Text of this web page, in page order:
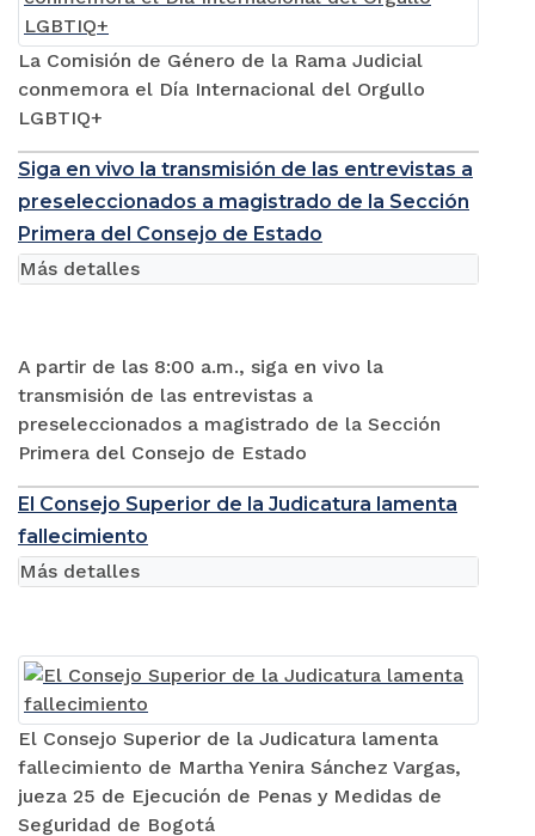
La Comisión de Género de la Rama Judicial
conmemora el Día Internacional del Orgullo
LGBTIQ+
Siga en vivo la transmisión de las entrevistas a
preseleccionados a magistrado de la Sección
Primera del Consejo de Estado
A partir de las 8:00 a.m., siga en vivo la
transmisión de las entrevistas a
preseleccionados a magistrado de la Sección
Primera del Consejo de Estado
Más detalles
El Consejo Superior de la Judicatura lamenta
fallecimiento
El Consejo Superior de la Judicatura lamenta
fallecimiento de Martha Yenira Sánchez Vargas,
jueza 25 de Ejecución de Penas y Medidas de
Seguridad de Bogotá
Más detalles